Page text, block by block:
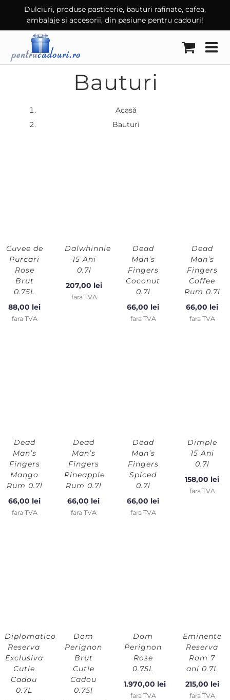
Dulciuri, produse pasticerie, bauturi rafinate, cafea,
ambalaje si accesorii, din pasiune pentru cadouri!
Bauturi
Acasă
Bauturi
Cuvee de
Purcari
Rose
Brut
0.75L
88,00 lei
fara TVA
Dalwhinnie
15 Ani
0.7l
207,00 lei
fara TVA
Dead
Man’s
Fingers
Coconut
0.7l
66,00 lei
fara TVA
Dead
Man’s
Fingers
Coffee
Rum 0.7l
66,00 lei
fara TVA
Dead
Man’s
Fingers
Mango
Rum 0.7l
66,00 lei
fara TVA
Dead
Man’s
Fingers
Pineapple
Rum 0.7l
66,00 lei
fara TVA
Dead
Man’s
Fingers
Spiced
0.7l
66,00 lei
fara TVA
Dimple
15 Ani
0.7l
158,00 lei
fara TVA
Diplomatico
Reserva
Exclusiva
Cutie
Cadou
0.7L
Dom
Perignon
Brut
Cutie
Cadou
0.75l
Dom
Perignon
Rose
0.75L
1.970,00 lei
fara TVA
Eminente
Reserva
Rom 7
ani 0.7L
215,00 lei
fara TVA